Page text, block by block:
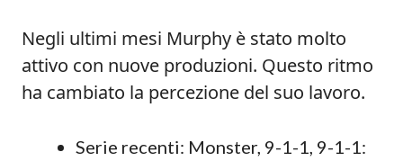
Negli ultimi mesi Murphy è stato molto
attivo con nuove produzioni. Questo ritmo
ha cambiato la percezione del suo lavoro.
Serie recenti: Monster, 9-1-1, 9-1-1: